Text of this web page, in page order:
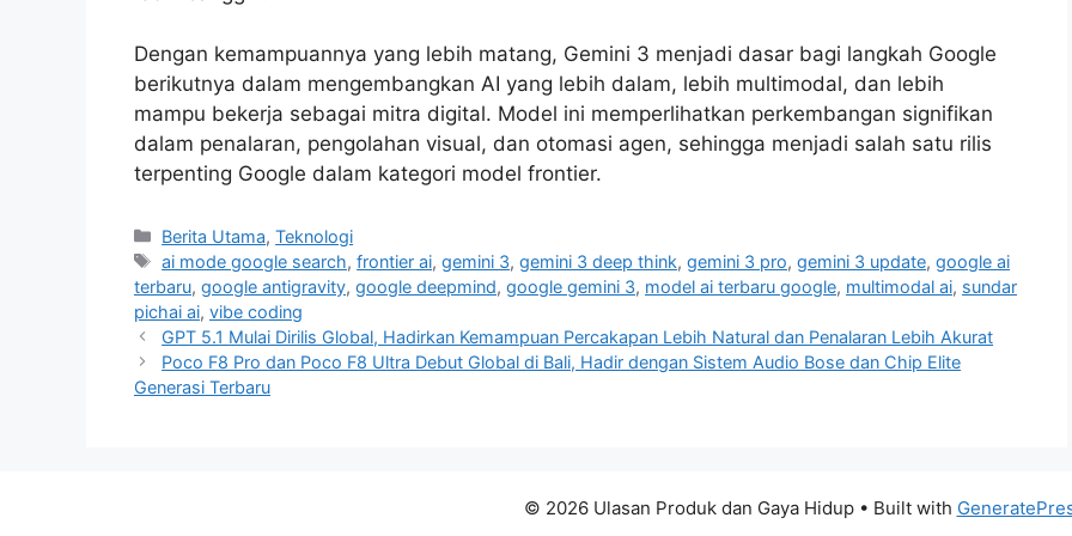
Dengan kemampuannya yang lebih matang, Gemini 3 menjadi dasar bagi langkah Google
berikutnya dalam mengembangkan AI yang lebih dalam, lebih multimodal, dan lebih
mampu bekerja sebagai mitra digital. Model ini memperlihatkan perkembangan signifikan
dalam penalaran, pengolahan visual, dan otomasi agen, sehingga menjadi salah satu rilis
terpenting Google dalam kategori model frontier.
C
a
t
e
g
o
r
Berita Utama,Teknologi
T
a
g
s
ai mode google search,frontier ai,gemini 3,gemini 3 deep think,gemini 3 pro,gemini 3 update,google ai
terbaru, google antigravity, google deepmind, google gemini 3, model ai terbaru google, multimodal ai, sundar
pichai ai, vibe coding
GPT 5.1 Mulai Dirilis Global, Hadirkan Kemampuan Percakapan Lebih Natural dan Penalaran Lebih Akurat
Poco F8 Pro dan Poco F8 Ultra Debut Global di Bali, Hadir dengan Sistem Audio Bose dan Chip Elite
Generasi Terbaru
© 2026 Ulasan Produk dan Gaya Hidup• Built with